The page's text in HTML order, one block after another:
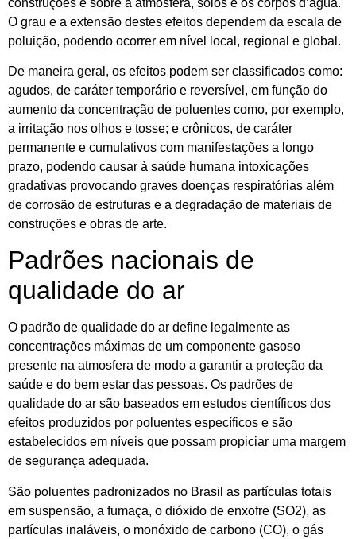
O grau e a extensão destes efeitos dependem da escala de
poluição, podendo ocorrer em nível local, regional e global.
De maneira geral, os efeitos podem ser classificados como:
agudos, de caráter temporário e reversível, em função do
aumento da concentração de poluentes como, por exemplo,
a irritação nos olhos e tosse; e crônicos, de caráter
permanente e cumulativos com manifestações a longo
prazo, podendo causar à saúde humana intoxicações
gradativas provocando graves doenças respiratórias além
de corrosão de estruturas e a degradação de materiais de
construções e obras de arte.
Padrões nacionais de
qualidade do ar
O padrão de qualidade do ar define legalmente as
concentrações máximas de um componente gasoso
presente na atmosfera de modo a garantir a proteção da
saúde e do bem estar das pessoas. Os padrões de
qualidade do ar são baseados em estudos científicos dos
efeitos produzidos por poluentes específicos e são
estabelecidos em níveis que possam propiciar uma margem
de segurança adequada.
São poluentes padronizados no Brasil as partículas totais
em suspensão, a fumaça, o dióxido de enxofre (SO2), as
partículas inaláveis, o monóxido de carbono (CO), o gás